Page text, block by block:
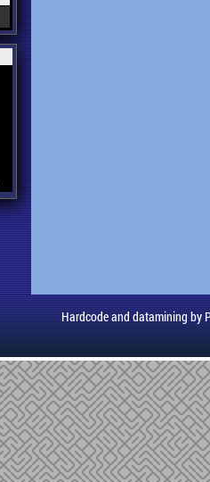
Hardcode and datamining by